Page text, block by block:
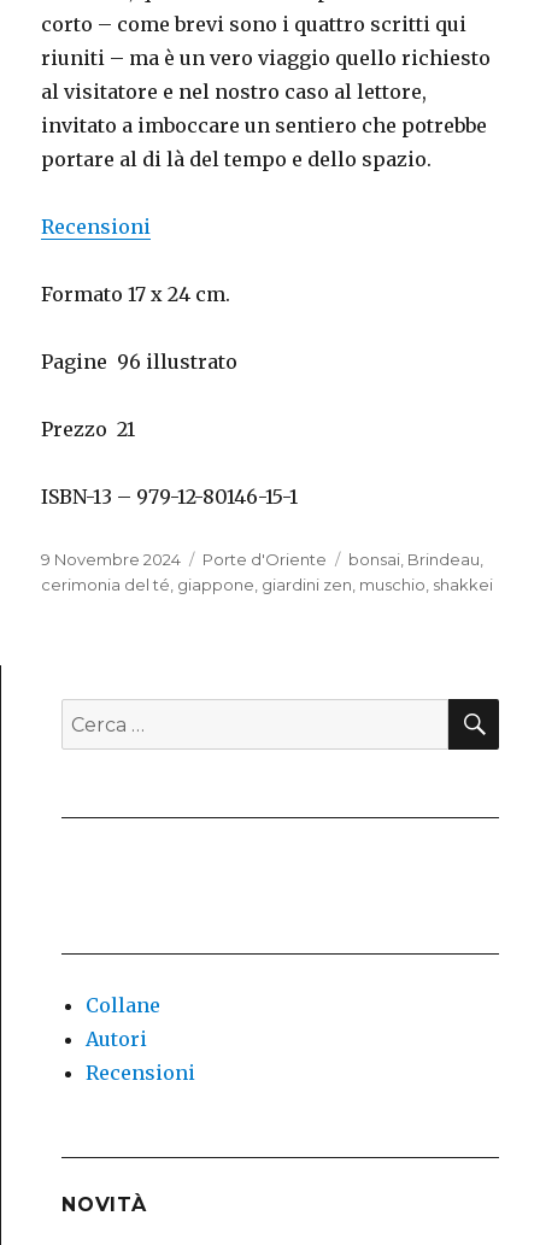
corto – come brevi sono i quattro scritti qui
riuniti – ma è un vero viaggio quello richiesto
al visitatore e nel nostro caso al lettore,
invitato a imboccare un sentiero che potrebbe
portare al di là del tempo e dello spazio.
Recensioni
Formato 17 x 24 cm.
Pagine 96 illustrato
Prezzo 21
ISBN-13 – 979-12-80146-15-1
Pubblicato
il
9 Novembre 2024 Categorie
Porte d'Oriente Tag
bonsai Brindeau
cerimonia del té giappone giardini zen muschio shakkei
Cerca:
Collane
Autori
Recensioni
NOVITÀ